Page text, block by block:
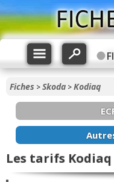
Fiches >Skoda >Kodiaq
Les tarifs Kodiaq